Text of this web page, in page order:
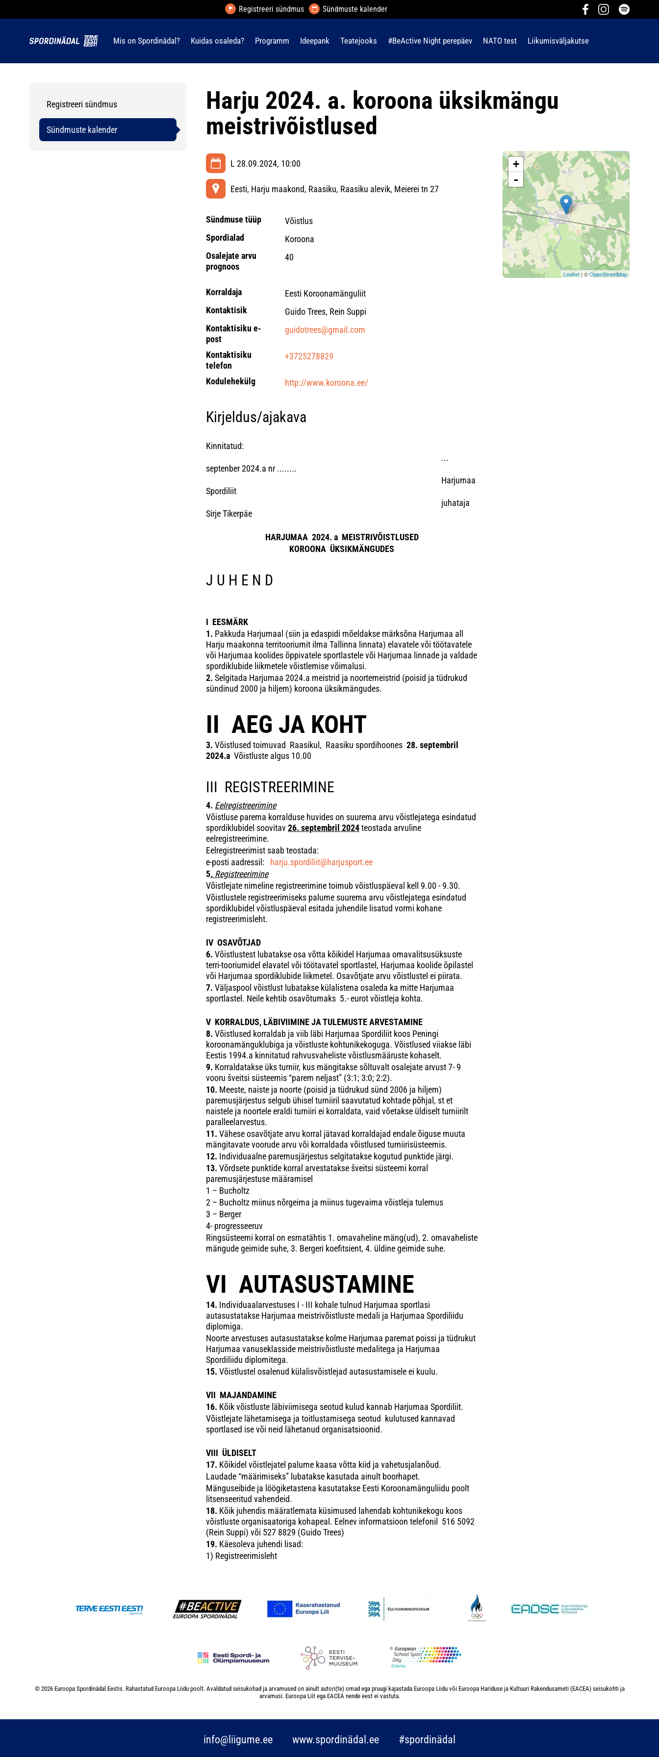
Registreeri sündmus Sündmuste kalender
Mis on Spordinädal? Kuidas osaleda? Programm Ideepank Teatejooks #BeActive Night perepäev NATO test Liikumisväljakutse
Registreeri sündmus
Sündmuste kalender
Harju 2024. a. koroona üksikmängu
meistrivõistlused
L 28.09.2024, 10:00
Eesti, Harju maakond, Raasiku, Raasiku alevik, Meierei tn 27
Sündmuse tüüp
Võistlus
Spordialad
Koroona
Osalejate arvu
prognoos
40
Korraldaja
Eesti Koroonamänguliit
Kontaktisik
Guido Trees, Rein Suppi
Kontaktisiku e-
post
guidotrees@gmail.com
Kontaktisiku
telefon
+3725278829
Kodulehekülg http://www.koroona.ee/
Kirjeldus/ajakava
Kinnitatud:
...
septenber 2024.a nr ........
Harjumaa
Spordiliit
juhataja
Sirje Tikerpäe
HARJUMAA 2024. a MEISTRIVÕISTLUSED
KOROONA ÜKSIKMÄNGUDES
J U H E N D
I EESMÄRK
1. Pakkuda Harjumaal (siin ja edaspidi mõeldakse märksõna Harjumaa all
Harju maakonna territooriumit ilma Tallinna linnata) elavatele või töötavatele
või Harjumaa koolides õppivatele sportlastele või Harjumaa linnade ja valdade
spordiklubide liikmetele võistlemise võimalusi.
2. Selgitada Harjumaa 2024.a meistrid ja noortemeistrid (poisid ja tüdrukud
sündinud 2000 ja hiljem) koroona üksikmängudes.
II AEG JA KOHT
3. Võistlused toimuvad Raasikul, Raasiku spordihoones 28. septembril
2024.a Võistluste algus 10.00
III REGISTREERIMINE
4. Eelregistreerimine
Võistluse parema korralduse huvides on suurema arvu võistlejatega esindatud
spordiklubidel soovitav26. septembril 2024teostada arvuline
eelregistreerimine.
Eelregistreerimist saab teostada:
e-posti aadressil: harju.spordiliit@harjusport.ee
5. Registreerimine
Võistlejate nimeline registreerimine toimub võistluspäeval kell 9.00 - 9.30.
Võistlustele registreerimiseks palume suurema arvu võistlejatega esindatud
spordiklubidel võistluspäeval esitada juhendile lisatud vormi kohane
registreerimisleht.
IV OSAVÕTJAD
6. Võistlustest lubatakse osa võtta kõikidel Harjumaa omavalitsusüksuste
terri-tooriumidel elavatel või töötavatel sportlastel, Harjumaa koolide õpilastel
või Harjumaa spordiklubide liikmetel. Osavõtjate arvu võistlustel ei piirata.
7. Väljaspool võistlust lubatakse külalistena osaleda ka mitte Harjumaa
sportlastel. Neile kehtib osavõtumaks 5.- eurot võistleja kohta.
V KORRALDUS, LÄBIVIIMINE JA TULEMUSTE ARVESTAMINE
8. Võistlused korraldab ja viib läbi Harjumaa Spordiliit koos Peningi
koroonamänguklubiga ja võistluste kohtunikekoguga. Võistlused viiakse läbi
Eestis 1994.a kinnitatud rahvusvaheliste võistlusmääruste kohaselt.
9. Korraldatakse üks turniir, kus mängitakse sõltuvalt osalejate arvust 7- 9
vooru šveitsi süsteemis “parem neljast” (3:1; 3:0; 2:2).
10. Meeste, naiste ja noorte (poisid ja tüdrukud sünd 2006 ja hiljem)
paremusjärjestus selgub ühisel turniiril saavutatud kohtade põhjal, st et
naistele ja noortele eraldi turniiri ei korraldata, vaid võetakse üldiselt turniirilt
paralleelarvestus.
11. Vähese osavõtjate arvu korral jätavad korraldajad endale õiguse muuta
mängitavate voorude arvu või korraldada võistlused turniirisüsteemis.
12. Individuaalne paremusjärjestus selgitatakse kogutud punktide järgi.
13. Võrdsete punktide korral arvestatakse šveitsi süsteemi korral
paremusjärjestuse määramisel
1 – Bucholtz
2 – Bucholtz miinus nõrgeima ja miinus tugevaima võistleja tulemus
3 – Berger
4- progresseeruv
Ringsüsteemi korral on esmatähtis 1. omavaheline mäng(ud), 2. omavaheliste
mängude geimide suhe, 3. Bergeri koefitsient, 4. üldine geimide suhe.
VI AUTASUSTAMINE
14. Individuaalarvestuses I - III kohale tulnud Harjumaa sportlasi
autasustatakse Harjumaa meistrivõistluste medali ja Harjumaa Spordiliidu
diplomiga.
Noorte arvestuses autasustatakse kolme Harjumaa paremat poissi ja tüdrukut
Harjumaa vanuseklasside meistrivõistluste medalitega ja Harjumaa
Spordiliidu diplomitega.
15. Võistlustel osalenud külalisvõistlejad autasustamisele ei kuulu.
VII MAJANDAMINE
16. Kõik võistluste läbiviimisega seotud kulud kannab Harjumaa Spordiliit.
Võistlejate lähetamisega ja toitlustamisega seotud kulutused kannavad
sportlased ise või neid lähetanud organisatsioonid.
VIII ÜLDISELT
17. Kõikidel võistlejatel palume kaasa võtta kiid ja vahetusjalanõud.
Laudade “määrimiseks” lubatakse kasutada ainult boorhapet.
Mänguseibide ja löögiketastena kasutatakse Eesti Koroonamänguliidu poolt
litsenseeritud vahendeid.
18. Kõik juhendis määratlemata küsimused lahendab kohtunikekogu koos
võistluste organisaatoriga kohapeal. Eelnev informatsioon telefonil 516 5092
(Rein Suppi) või 527 8829 (Guido Trees)
19. Käesoleva juhendi lisad:
1) Registreerimisleht
+
-
Leaflet | ©OpenStreetMap
© 2026 Euroopa Spordinädal Eestis. Rahastatud Euroopa Liidu poolt. Avaldatud seisukohad ja arvamused on ainult autori(te) omad ega pruugi kajastada Euroopa Liidu või Euroopa Hariduse ja Kultuuri Rakendusameti (EACEA) seisukohti ja
arvamusi. Euroopa Liit ega EACEA nende eest ei vastuta.
info@liigume.ee www.spordinädal.ee #spordinädal